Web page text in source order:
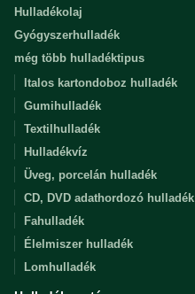
Hulladékolaj
Gyógyszerhulladék
még több hulladéktipus
Italos kartondoboz hulladék
Gumihulladék
Textilhulladék
Hulladékvíz
Üveg, porcelán hulladék
CD, DVD adathordozó hulladék
Fahulladék
Élelmiszer hulladék
Lomhulladék